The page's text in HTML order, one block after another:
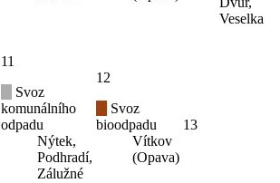
Veselka
11
Svoz
komunálního
odpadu
Nýtek,
Podhradí,
Zálužné
12
Svoz
bioodpadu
Vítkov
(Opava)
13